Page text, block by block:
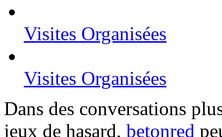
Visites Organisées
Visites Organisées
Dans des conversations
jeux de hasard, betonred